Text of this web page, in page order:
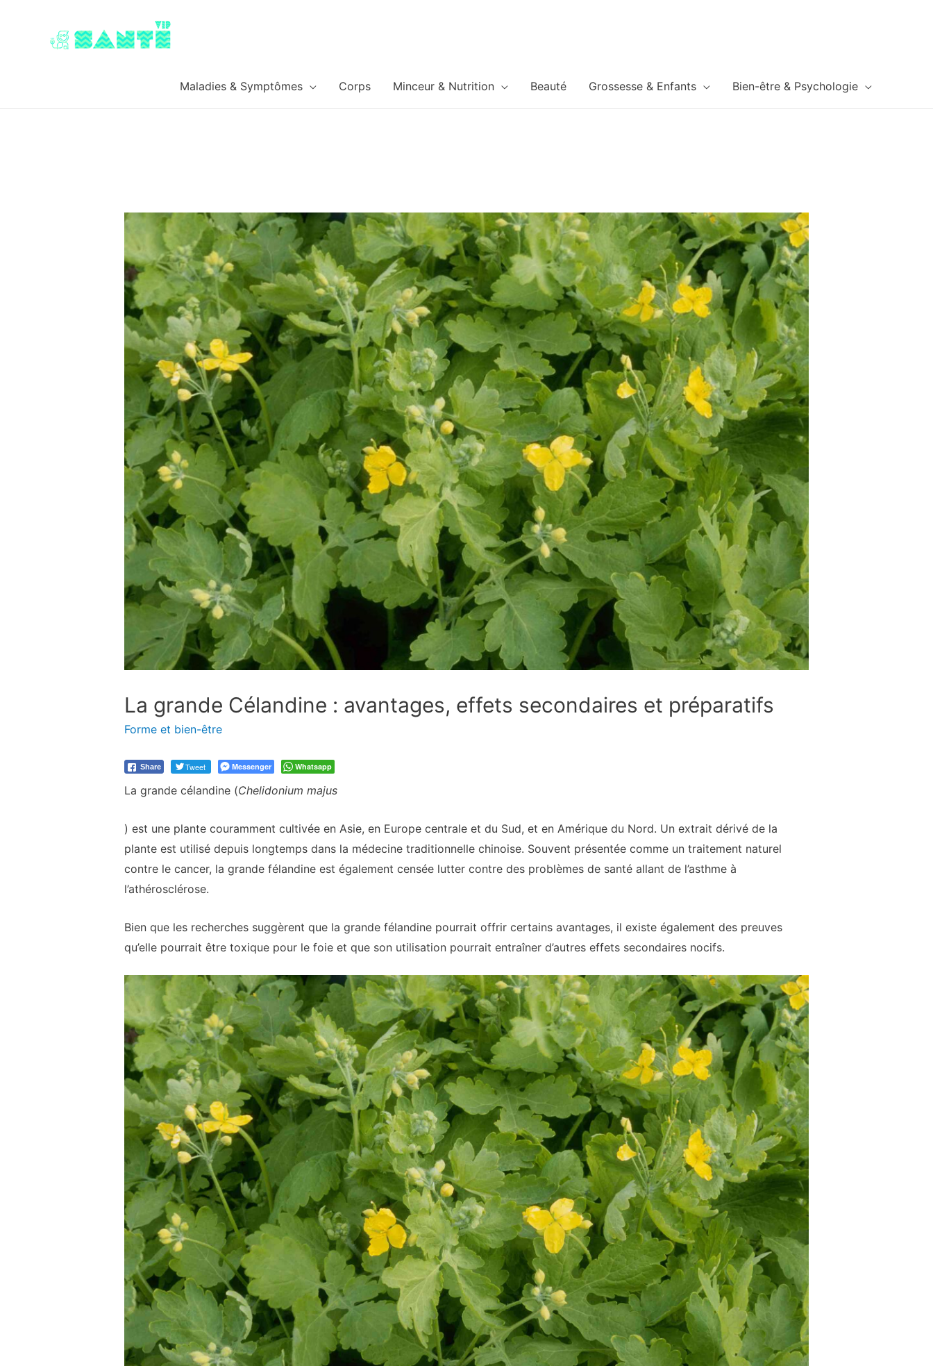
Maladies & Symptômes Corps Minceur & Nutrition Beauté Grossesse & Enfants Bien-être & Psychologie
La grande Célandine : avantages, effets secondaires et préparatifs
Forme et bien-être
Share Tweet Messenger Whatsapp
La grande célandine (Chelidonium majus
) est une plante couramment cultivée en Asie, en Europe centrale et du Sud, et en Amérique du Nord. Un extrait dérivé de la
plante est utilisé depuis longtemps dans la médecine traditionnelle chinoise. Souvent présentée comme un traitement naturel
contre le cancer, la grande félandine est également censée lutter contre des problèmes de santé allant de l’asthme à
l’athérosclérose.
Bien que les recherches suggèrent que la grande félandine pourrait offrir certains avantages, il existe également des preuves
qu’elle pourrait être toxique pour le foie et que son utilisation pourrait entraîner d’autres effets secondaires nocifs.